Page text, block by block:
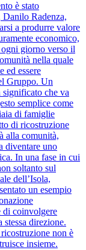
è stato
Danilo Radenza,
a produrre valore
economico,
giorno verso il
nella quale
ed essere
Gruppo. Un
che va
semplice come
di famiglie
di ricostruzione
alla comunità,
diventare uno
In una fase in cui
soltanto sul
dell’Isola,
un esempio
di coinvolgere
direzione.
non è
insieme.